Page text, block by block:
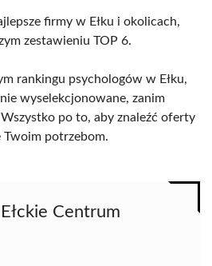
firmy w Ełku i okolicach,
zestawieniu TOP 6.
rankingu psychologów w Ełku,
wyselekcjonowane, zanim
po to, aby znaleźć oferty
Twoim potrzebom.
Centrum